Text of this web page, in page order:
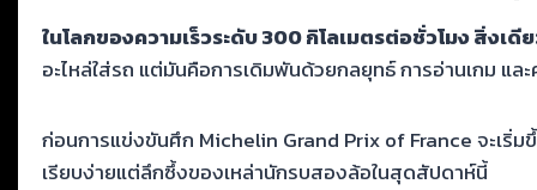
ในโลกของความเร็วระดับ 300 กิโลเมตรต่อชั่วโมง สิ่ง
อะไหล่ใส่รถ แต่มันคือการเดิมพันด้วยกลยุทธ์ การอ่านเกม แล
ก่อนการแข่งขันศึก Michelin Grand Prix of France จะเริ่
เรียบง่ายแต่ลึกซึ้งของเหล่านักรบสองล้อในสุดสัปดาห์นี้